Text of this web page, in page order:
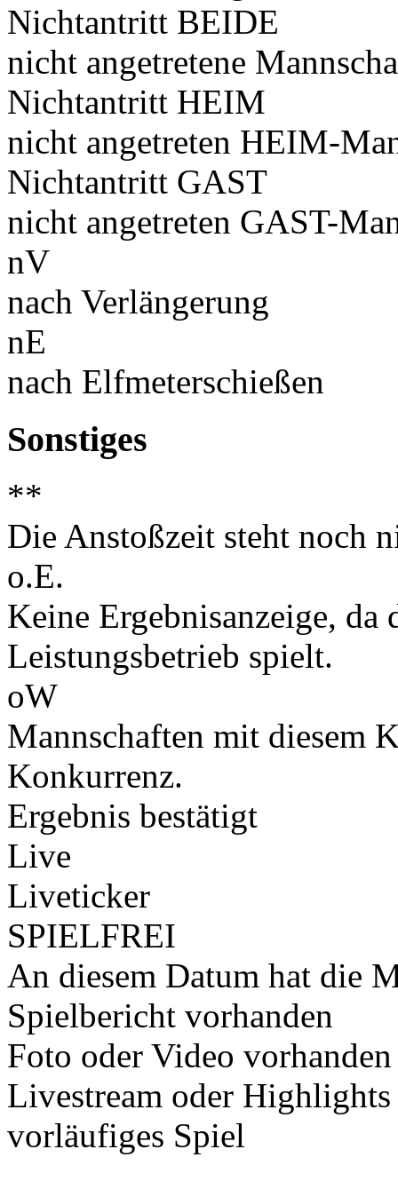
Nichtantritt BEIDE
nicht angetretene
Nichtantritt HEIM
nicht angetreten HEIM-
Nichtantritt GAST
nicht angetreten GAST-
nV
nach Verlängerung
nE
nach Elfmeterschießen
Sonstiges
**
Die Anstoßzeit steht noch
o.E.
Keine Ergebnisanzeige,
Leistungsbetrieb spielt.
oW
Mannschaften mit diesem
Konkurrenz.
Ergebnis bestätigt
Live
Liveticker
SPIELFREI
An diesem Datum hat die
Spielbericht vorhanden
Foto oder Video vorhanden
Livestream oder
vorläufiges Spiel